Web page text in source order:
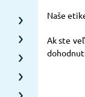
Naše
Ak ste